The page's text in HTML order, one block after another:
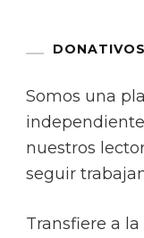
DONATIVOS
Somos una
nuestros
seguir
Transfiere a